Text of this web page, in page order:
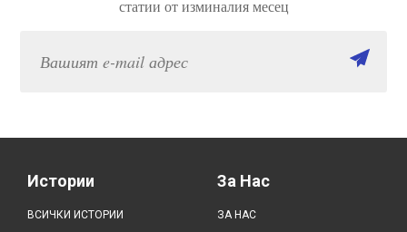
статии от изминалия месец
Истории
ВСИЧКИ ИСТОРИИ
За Нас
ЗА НАС